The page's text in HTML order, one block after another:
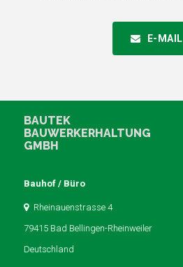
E-MAIL
BAUTEK
BAUWERKERHALTUNG
GMBH
Bauhof / Büro
Rheinauenstrasse 4
79415 Bad Bellingen-Rheinweiler
Deutschland